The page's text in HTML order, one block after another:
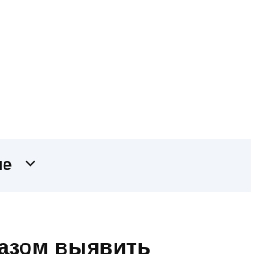
выявить